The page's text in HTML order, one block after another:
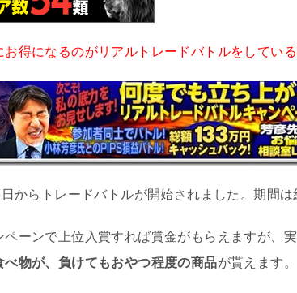
お得になるのがリアルトレードバトルをしてい
からトレードバトルが開始されました。期間
ペーンで上位入賞すれば賞金がもらえますが、
べ物が、負けてもおやつ程度の商品が貰えます。